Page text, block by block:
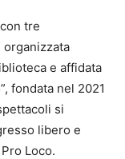
tre
e affidata
fondata nel 2021
si
libero e
Loco.